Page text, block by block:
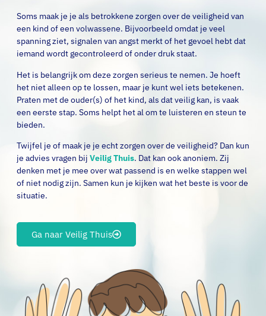
Soms maak je je als betrokkene zorgen over de veiligheid van
een kind of een volwassene. Bijvoorbeeld omdat je veel
spanning ziet, signalen van angst merkt of het gevoel hebt dat
iemand wordt gecontroleerd of onder druk staat.
Het is belangrijk om deze zorgen serieus te nemen. Je hoeft
het niet alleen op te lossen, maar je kunt wel iets betekenen.
Praten met de ouder(s) of het kind, als dat veilig kan, is vaak
een eerste stap. Soms helpt het al om te luisteren en steun te
bieden.
Twijfel je of maak je je echt zorgen over de veiligheid? Dan kun
je advies vragen bij Veilig Thuis. Dat kan ook anoniem. Zij
denken met je mee over wat passend is en welke stappen wel
of niet nodig zijn. Samen kun je kijken wat het beste is voor de
situatie.
Ga naar Veilig Thuis